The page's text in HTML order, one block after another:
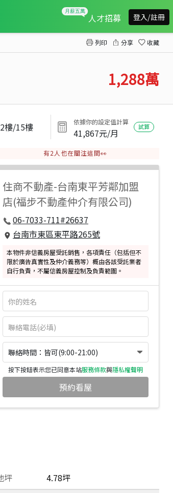
人才招募 登入/註冊
列印 分享 收藏
1,288萬
樓/15樓 依據你的設定值計算
41,867元/月
試算
有2 人也在關注這間👀
住商不動產-台南東平芳鄰加盟
店(福步不動產仲介有限公司)
06-7033-711#26637
台南市東區東平路265號
本物件非信義房屋受託銷售，各項責任（包括但不
限於廣告真實性及仲介義務等）概由各該受託業者
自行負責，不屬信義房屋控制及負責範圍。
聯絡時間：皆可(9:00-21:00)
按下按鈕表示您已同意本站服務條款與隱私權聲明
預約看屋
坪
4.78坪